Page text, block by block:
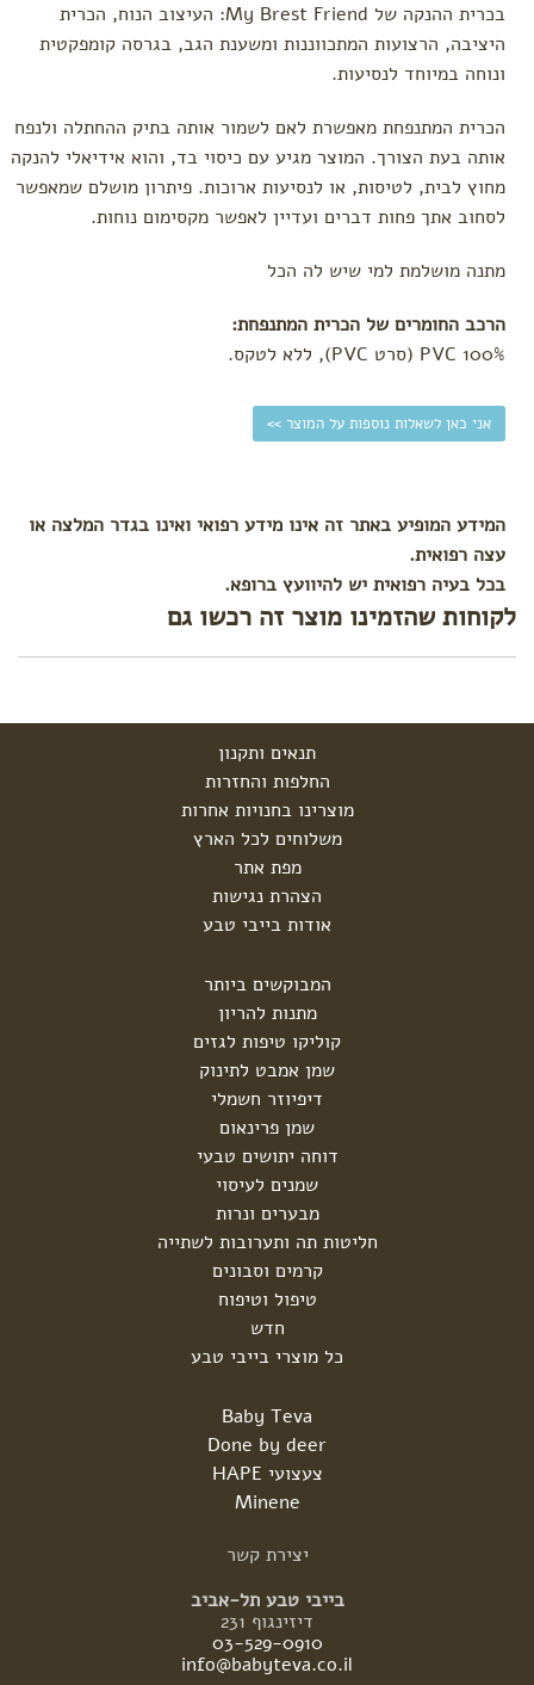
בכרית ההנקה של My Brest Friend: העיצוב הנוח, הכרית
היציבה, הרצועות המתכווננות ומשענת הגב, בגרסה קומפקטית
ונוחה במיוחד לנסיעות.
הכרית המתנפחת מאפשרת לאם לשמור אותה בתיק ההחתלה ולנפח
אותה בעת הצורך. המוצר מגיע עם כיסוי בד, והוא אידיאלי להנקה
מחוץ לבית, לטיסות, או לנסיעות ארוכות. פיתרון מושלם שמאפשר
לסחוב אתך פחות דברים ועדיין לאפשר מקסימום נוחות.
מתנה מושלמת למי שיש לה הכל
הרכב החומרים של הכרית המתנפחת:
100% PVC (סרט PVC), ללא לטקס.
אני כאן לשאלות נוספות על המוצר >>
המידע המופיע באתר זה אינו מידע רפואי ואינו בגדר המלצה או
עצה רפואית.
בכל בעיה רפואית יש להיוועץ ברופא.
לקוחות שהזמינו מוצר זה רכשו גם
תנאים ותקנון
החלפות והחזרות
מוצרינו בחנויות אחרות
משלוחים לכל הארץ
מפת אתר
הצהרת נגישות
אודות בייבי טבע
המבוקשים ביותר
מתנות להריון
קוליקו טיפות לגזים
שמן אמבט לתינוק
דיפיוזר חשמלי
שמן פרינאום
דוחה יתושים טבעי
שמנים לעיסוי
מבערים ונרות
חליטות תה ותערובות לשתייה
קרמים וסבונים
טיפול וטיפוח
חדש
כל מוצרי בייבי טבע
Baby Teva
Done by deer
צעצועי HAPE
Minene
יצירת קשר
בייבי טבע תל-אביב
דיזינגוף 231
03-529-0910
info@babyteva.co.il